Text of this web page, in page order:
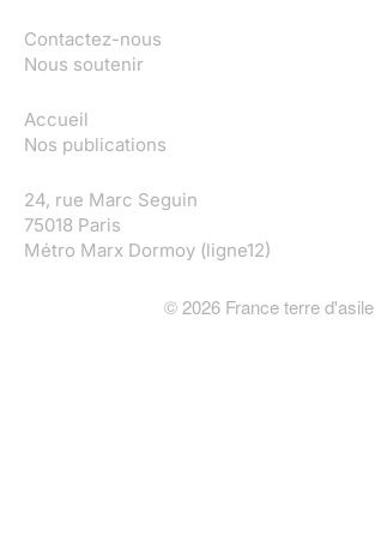
Contactez-nous
Nous soutenir
Accueil
Nos publications
24, rue Marc Seguin
75018 Paris
Métro Marx Dormoy (ligne12)
© 2026France terre d'asile